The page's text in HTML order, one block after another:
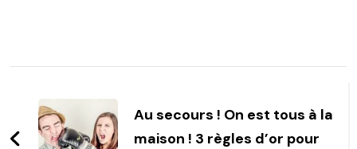
NavigationAu secours ! On est tous à la
maison ! 3 règles d’or pour